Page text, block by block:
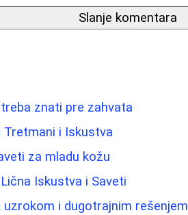
Slanje komentara
znati pre zahvata
Tretmani i Iskustva
za mladu kožu
Iskustva i Saveti
i dugotrajnim rešenjem